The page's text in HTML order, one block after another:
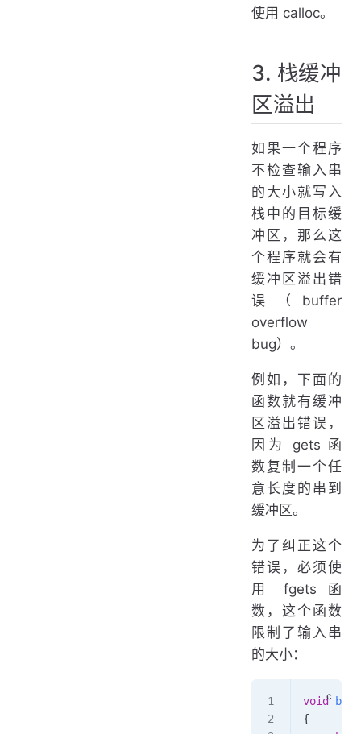
使用 calloc。
3. 栈缓冲
区溢出
如果一个程序
不检查输入串
的大小就写入
栈中的目标缓
冲区，那么这
个程序就会有
缓冲区溢出错
误（buffer
overflow
bug）。
例如，下面的
函数就有缓冲
区溢出错误，
因为 gets 函
数复制一个任
意长度的串到
缓冲区。
为了纠正这个
错误，必须使
用 fgets 函
数，这个函数
限制了输入串
的大小：
void
{